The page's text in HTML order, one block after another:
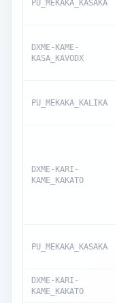
PU_MEKAKA_KASAKA
DXME-KAME-
KASA_KAVODX
PU_MEKAKA_KALIKA
DXME-KARI-
KAME_KAKATO
PU_MEKAKA_KASAKA
DXME-KARI-
KAME_KAKATO